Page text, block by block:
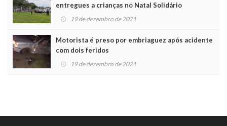
entregues a crianças no Natal Solidário
19 de dezembro de 2021
Motorista é preso por embriaguez após acidente
com dois feridos
19 de dezembro de 2021